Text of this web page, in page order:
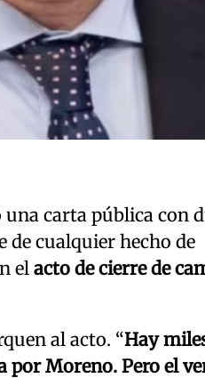
carta pública con
de cualquier hecho de
el acto de cierre de
al acto. “Hay
por Moreno. Pero el